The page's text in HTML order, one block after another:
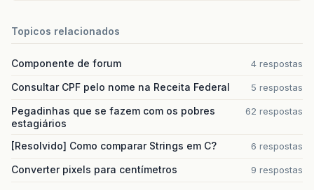
Topicos relacionados
Componente de forum 4 respostas
Consultar CPF pelo nome na Receita Federal 5 respostas
Pegadinhas que se fazem com os pobres
estagiários
62 respostas
[Resolvido] Como comparar Strings em C? 6 respostas
Converter pixels para centímetros 9 respostas